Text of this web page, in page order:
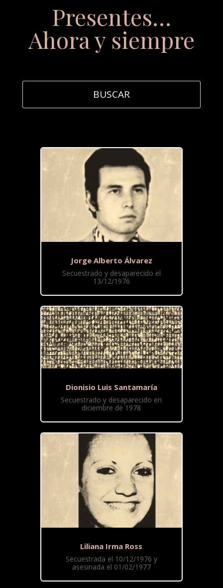
Presentes…
Ahora y siempre
Jorge Alberto Álvarez
Secuestrado y desaparecido el
13/12/1976
Dionisio Luis Santamaría
Secuestrado y desaparecido en
diciembre de 1978
Liliana Irma Ross
Secuestrada el 10/12/1976 y
asesinada el 01/02/1977